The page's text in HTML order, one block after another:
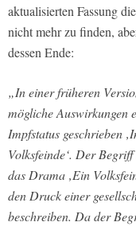
aktualisierten Fassung
nicht mehr zu finden,
dessen Ende:
„In einer früheren
mögliche Auswirkungen
Impfstatus geschrieben
Volksfeinde‘. Der
das Drama ‚Ein
den Druck einer
beschreiben. Da der